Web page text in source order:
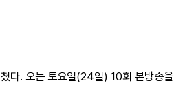
다. 오는 토요일(24일) 10회 본방송을